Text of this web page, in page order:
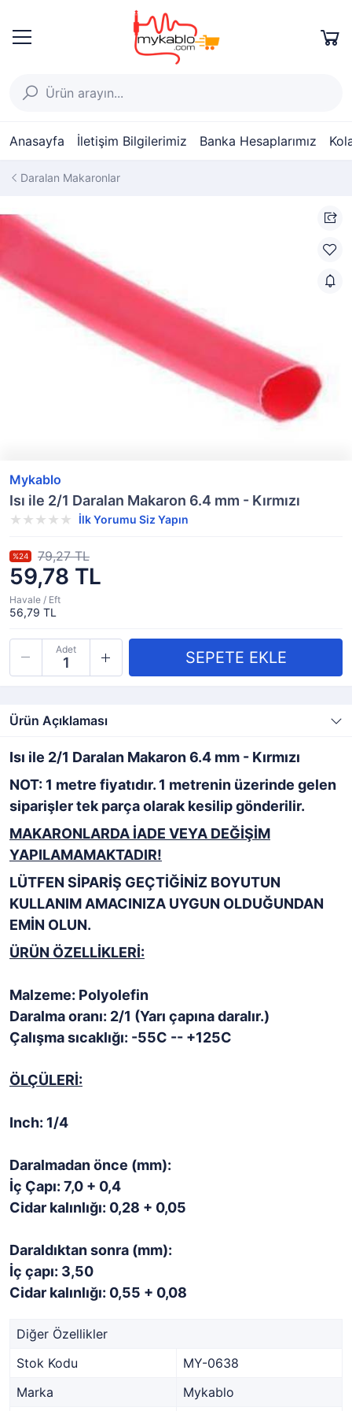
Anasayfa İletişim Bilgilerimiz Banka Hesaplarımız
Daralan Makaronlar
Mykablo
Isı ile 2/1 Daralan Makaron 6.4 mm - Kırmızı
İlk Yorumu Siz Yapın
59,78 TL
%24 79,27 TL
Havale / Eft
56,79 TL
Adet
Ürün Açıklaması
Isı ile 2/1 Daralan Makaron 6.4 mm - Kırmızı
NOT: 1 metre fiyatıdır. 1 metrenin üzerinde gelen
siparişler tek parça olarak kesilip gönderilir.
MAKARONLARDA İADE VEYA DEĞİŞİM
YAPILAMAMAKTADIR!
LÜTFEN SİPARİŞ GEÇTİĞİNİZ BOYUTUN
KULLANIM AMACINIZA UYGUN OLDUĞUNDAN
EMİN OLUN.
ÜRÜN ÖZELLİKLERİ:
Malzeme: Polyolefin
Daralma oranı: 2/1 (Yarı çapına daralır.)
Çalışma sıcaklığı: -55C -- +125C
ÖLÇÜLERİ:
Inch: 1/4
Daralmadan önce (mm):
İç Çapı: 7,0 + 0,4
Cidar kalınlığı: 0,28 + 0,05
Daraldıktan sonra (mm):
İç çapı: 3,50
Cidar kalınlığı: 0,55 + 0,08
Diğer Özellikler
Stok Kodu
MY-0638
Marka
Mykablo